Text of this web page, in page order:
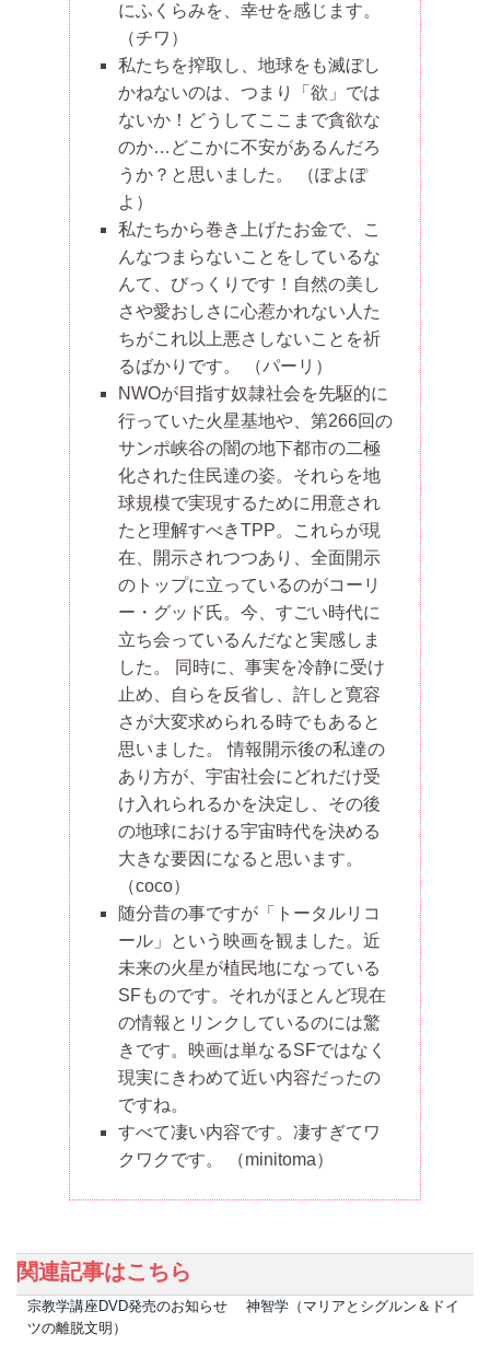
にふくらみを、幸せを感じます。
（チワ）
私たちを搾取し、地球をも滅ぼし
かねないのは、つまり「欲」では
ないか！どうしてここまで貪欲な
のか…どこかに不安があるんだろ
うか？と思いました。
（ぽよぽ
よ）
私たちから巻き上げたお金で、こ
んなつまらないことをしているな
んて、びっくりです！自然の美し
さや愛おしさに心惹かれない人た
ちがこれ以上悪さしないことを祈
るばかりです。
（パーリ）
NWOが目指す奴隷社会を先駆的に
行っていた火星基地や、第266回の
サンポ峡谷の闇の地下都市の二極
化された住民達の姿。それらを地
球規模で実現するために用意され
たと理解すべきTPP。これらが現
在、開示されつつあり、全面開示
のトップに立っているのがコーリ
ー・グッド氏。今、すごい時代に
立ち会っているんだなと実感しま
した。 同時に、事実を冷静に受け
止め、自らを反省し、許しと寛容
さが大変求められる時でもあると
思いました。 情報開示後の私達の
あり方が、宇宙社会にどれだけ受
け入れられるかを決定し、その後
の地球における宇宙時代を決める
大きな要因になると思います。
（coco）
随分昔の事ですが「トータルリコ
ール」という映画を観ました。近
未来の火星が植民地になっている
SFものです。それがほとんど現在
の情報とリンクしているのには驚
きです。映画は単なるSFではなく
現実にきわめて近い内容だったの
ですね。
すべて凄い内容です。凄すぎてワ
クワクです。
（minitoma）
関連記事はこちら
宗教学講座DVD発売のお知らせ 神智学（マリアとシグルン＆ドイ
ツの離脱文明）